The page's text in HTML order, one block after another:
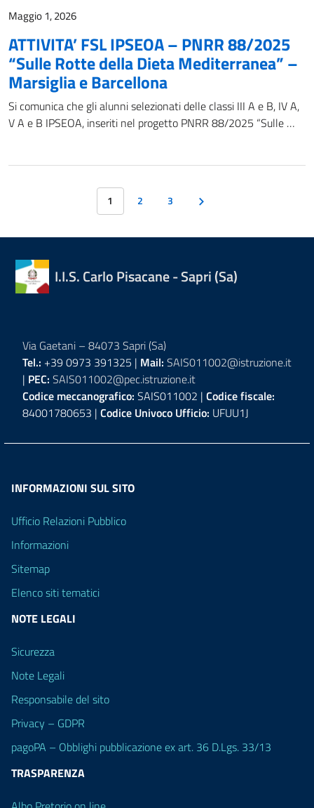
Maggio 1, 2026
ATTIVITA’ FSL IPSEOA – PNRR 88/2025
“Sulle Rotte della Dieta Mediterranea” –
Marsiglia e Barcellona
Si comunica che gli alunni selezionati delle classi III A e B, IV A,
V A e B IPSEOA, inseriti nel progetto PNRR 88/2025 “Sulle …
1 2 3
I.I.S. Carlo Pisacane - Sapri (Sa)
Via Gaetani – 84073 Sapri (Sa)
Tel.: +39 0973 391325 | Mail: SAIS011002@istruzione.it
| PEC: SAIS011002@pec.istruzione.it
Codice meccanografico: SAIS011002 | Codice fiscale:
84001780653 | Codice Univoco Ufficio: UFUU1J
INFORMAZIONI SUL SITO
Ufficio Relazioni Pubblico
Informazioni
Sitemap
Elenco siti tematici
NOTE LEGALI
Sicurezza
Note Legali
Responsabile del sito
Privacy – GDPR
pagoPA – Obblighi pubblicazione ex art. 36 D.Lgs. 33/13
TRASPARENZA